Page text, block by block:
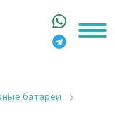
батареи